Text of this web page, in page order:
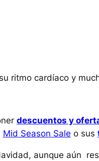
ritmo cardíaco y
descuentos y
Mid Season Sale o sus
aunque aún